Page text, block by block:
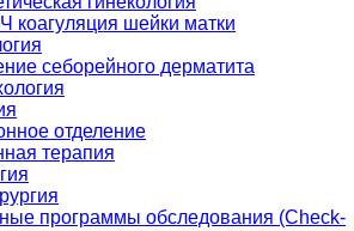
коагуляция шейки матки
себорейного дерматита
отделение
терапия
программы обследования (Check-